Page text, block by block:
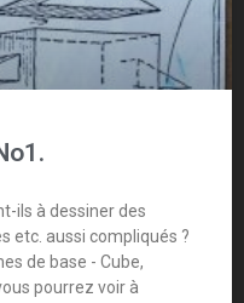
ils à dessiner des
etc. aussi compliqués ?
de base - Cube,
pourrez voir à